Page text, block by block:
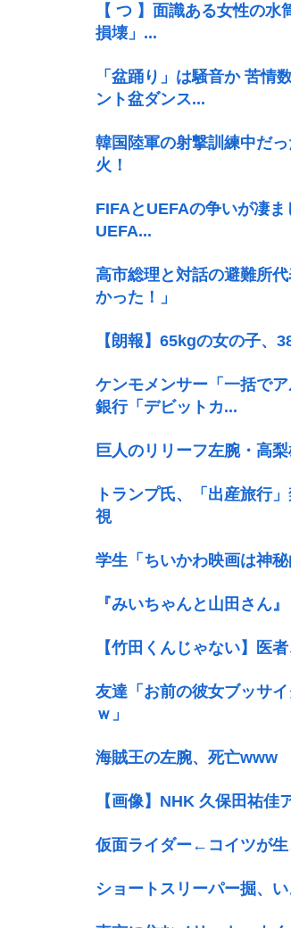
【 つ 】面識ある女性の
損壊」...
「盆踊り」は騒音か 苦情
ント盆ダンス...
韓国陸軍の射撃訓練中だ
火！
FIFAとUEFAの争いが凄
UEFA...
高市総理と対話の避難所
かった！」
【朗報】65kgの女の子、
ケンモメンサー「一括で
銀行「デビットカ...
巨人のリリーフ左腕・高
トランプ氏、「出産旅行
視
学生「ちいかわ映画は神
『みいちゃんと山田さん
【竹田くんじゃない】医
友達「お前の彼女ブッサ
ｗ」
海賊王の左腕、死亡www
【画像】NHK 久保田祐佳
仮面ライダー←コイツが生
ショートスリーパー掘、